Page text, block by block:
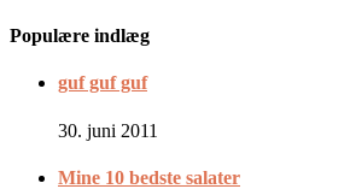
Populære indlæg
guf guf guf
30. juni 2011
Mine 10 bedste salater